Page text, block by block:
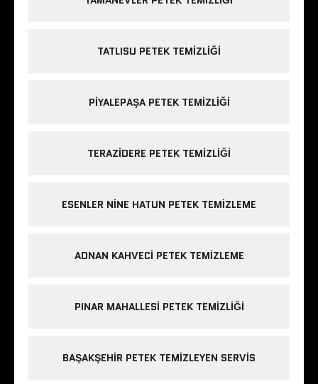
TATLISU PETEK TEMIZLIĞI
PIYALEPAŞA PETEK TEMIZLIĞI
TERAZIDERE PETEK TEMIZLIĞI
ESENLER NINE HATUN PETEK TEMIZLEME
ADNAN KAHVECI PETEK TEMIZLEME
PINAR MAHALLESI PETEK TEMIZLIĞI
BAŞAKŞEHIR PETEK TEMIZLEYEN SERVIS